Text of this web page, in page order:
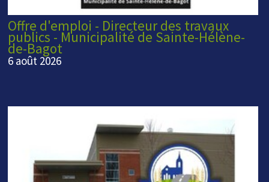
Offre d'emploi - Directeur des travaux
publics - Municipalité de Sainte-Hélène-
de-Bagot
6 août 2026